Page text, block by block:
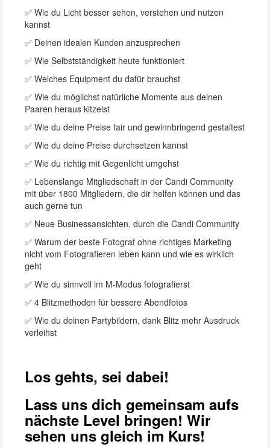
✅ Wie du Licht besser sehen, verstehen und nutzen
kannst
✅ Deinen idealen Kunden anzusprechen
✅ Wie Selbstständigkeit heute funktioniert
✅ Welches Equipment du dafür brauchst
✅ Wie du möglichst natürliche Momente aus deinen
Paaren heraus kitzelst
✅ Wie du deine Preise fair und gewinnbringend gestaltest
✅ Wie du deine Preise durchsetzen kannst
✅ Wie du richtig mit Gegenlicht umgehst
✅ Lebenslange Mitgliedschaft in der Candi Community
mit über 1800 Mitgliedern, die dir helfen können und das
auch gerne tun
✅ Neue Businessansichten, durch die Candi Community
✅ Warum der beste Fotograf ohne richtiges Marketing
nicht vom Fotografieren leben kann und wie es wirklich
geht
✅ Wie du sinnvoll im M-Modus fotografierst
✅ 4 Blitzmethoden für bessere Abendfotos
✅ Wie du deinen Partybildern, dank Blitz mehr Ausdruck
verleihst
Los gehts, sei dabei!
Lass uns dich gemeinsam aufs
nächste Level bringen! Wir
sehen uns gleich im Kurs!